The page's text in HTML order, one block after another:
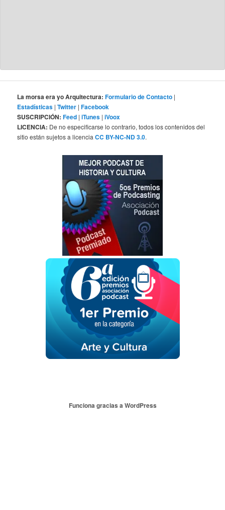
La morsa era yo Arquitectura: Formulario de Contacto |
Estadísticas |Twitter |Facebook
SUSCRIPCIÓN: Feed |iTunes |iVoox
LICENCIA: De no especificarse lo contrario, todos los contenidos del
sitio están sujetos a licenciaCC BY-NC-ND 3.0.
Funciona gracias a WordPress